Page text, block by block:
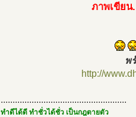
ภาพเขียน
พ
http://
.....................................................
ทำดีได้ดี ทำชั่วได้ชั่ว เป็นกฎตายตัว